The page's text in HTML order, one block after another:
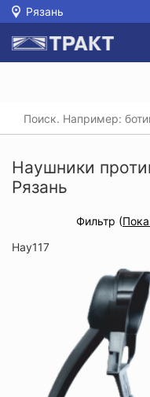
Рязань
Главная / /
/
Наушники
Рязань
Фильтр (
Нау117